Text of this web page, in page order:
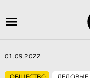
01.09.2022